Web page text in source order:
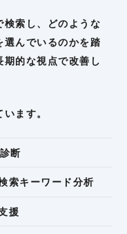
索し、どのような
んでいるのかを踏
期的な視点で改善し
ます。
断
索キーワード分析
援